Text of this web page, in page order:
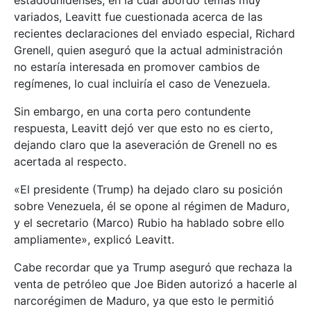
variados, Leavitt fue cuestionada acerca de las
recientes declaraciones del enviado especial, Richard
Grenell, quien aseguró que la actual administración
no estaría interesada en promover cambios de
regímenes, lo cual incluiría el caso de Venezuela.
Sin embargo, en una corta pero contundente
respuesta, Leavitt dejó ver que esto no es cierto,
dejando claro que la aseveración de Grenell no es
acertada al respecto.
«El presidente (Trump) ha dejado claro su posición
sobre Venezuela, él se opone al régimen de Maduro,
y el secretario (Marco) Rubio ha hablado sobre ello
ampliamente», explicó Leavitt.
Cabe recordar que ya Trump aseguró que rechaza la
venta de petróleo que Joe Biden autorizó a hacerle al
narcorégimen de Maduro, ya que esto le permitió